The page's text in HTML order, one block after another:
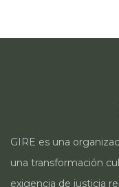
GIRE es una
una transformación
exigencia de justicia